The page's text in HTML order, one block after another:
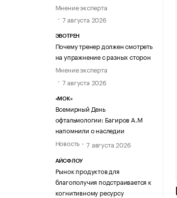
Мнение эксперта
7 августа 2026
ЭВОТРЕН
Почему тренер должен смотреть
на упражнение с разных сторон
Мнение эксперта
7 августа 2026
«МОК»
Всемирный День
офтальмологии: Багиров А.М
напомнили о наследии
Новость
7 августа 2026
АЙСФЛОУ
Рынок продуктов для
благополучия подстраивается к
когнитивному ресурсу